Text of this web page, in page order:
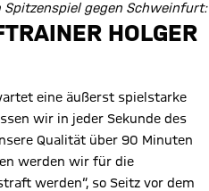
Spitzenspiel gegen Schweinfurt:
HOLGER
eine äußerst spielstarke
wir in jeder Sekunde des
Qualität über 90 Minuten
werden wir für die
werden“, so Seitz vor dem